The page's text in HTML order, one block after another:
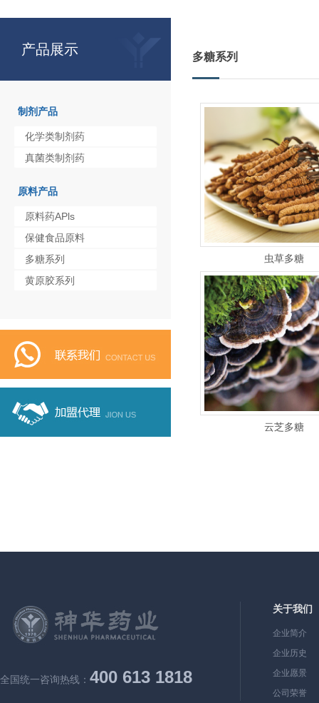
产品展示
制剂产品
化学类制剂药
真菌类制剂药
原料产品
原料药APls
保健食品原料
多糖系列
黄原胶系列
多糖系列
虫草多糖
云芝多糖
全国统一咨询热线： 400 613 1818
关于我们
企业简介
企业历史
企业愿景
公司荣誉